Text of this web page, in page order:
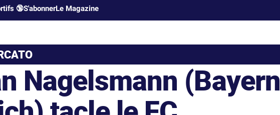
🔞S'abonnerLe Magazine
Nagelsmann (Bayern